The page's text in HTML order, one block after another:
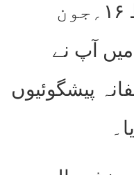
خط لکھے۔ دوسرا خط ۱۶؍جون
میں آپ نے
پیشگوئیوں